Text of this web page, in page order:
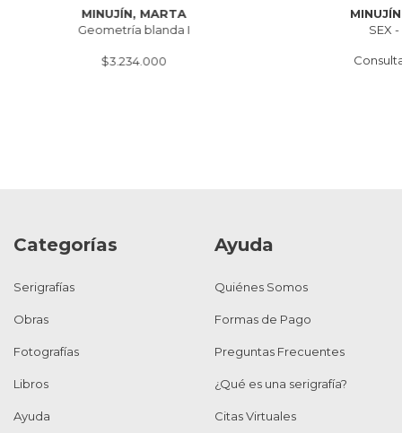
MINUJÍN, MARTA
Geometría blanda I
$3.234.000
SEX
Categorías
Serigrafías
Obras
Fotografías
Libros
Ayuda
Ayuda
Quiénes Somos
Formas de Pago
Preguntas Frecuentes
¿Qué es una serigrafía?
Citas Virtuales